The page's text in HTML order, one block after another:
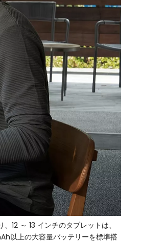
12 ～ 13 インチのタブレットは、
以上の大容量バッテリーを標準搭